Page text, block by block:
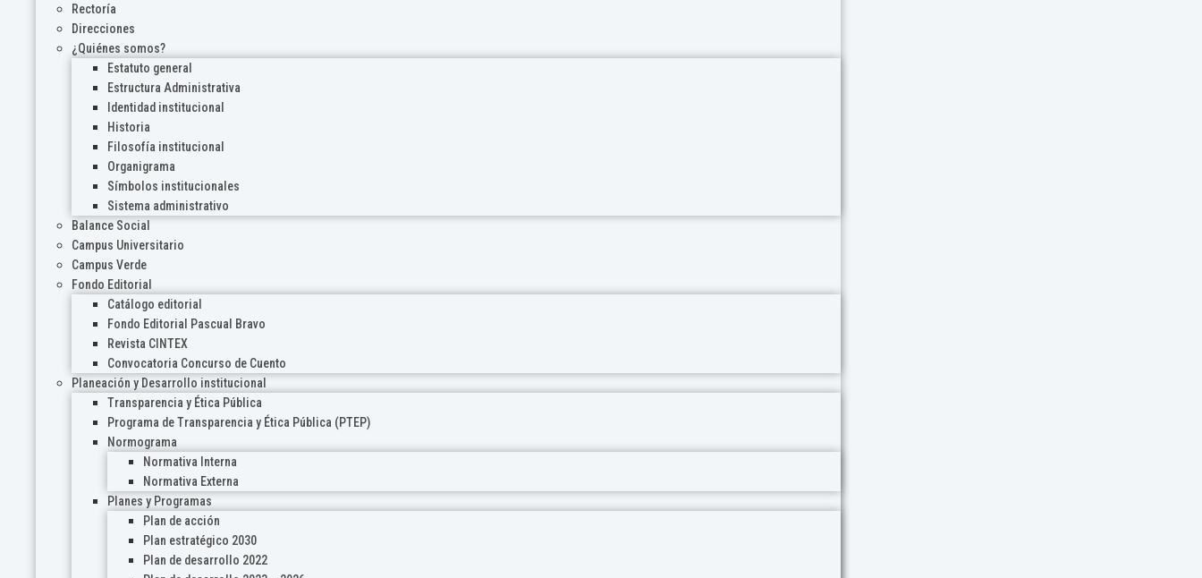
Rectoría
Direcciones
¿Quiénes somos?
Estatuto general
Estructura Administrativa
Identidad institucional
Historia
Filosofía institucional
Organigrama
Símbolos institucionales
Sistema administrativo
Balance Social
Campus Universitario
Campus Verde
Fondo Editorial
Catálogo editorial
Fondo Editorial Pascual Bravo
Revista CINTEX
Convocatoria Concurso de Cuento
Planeación y Desarrollo institucional
Transparencia y Ética Pública
Programa de Transparencia y Ética Pública (PTEP)
Normograma
Normativa Interna
Normativa Externa
Planes y Programas
Plan de acción
Plan estratégico 2030
Plan de desarrollo 2022